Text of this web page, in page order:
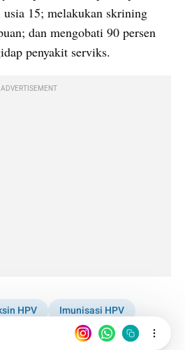
15; melakukan skrining
dan mengobati 90 persen
penyakit serviks.
ADVERTISEMENT
HPV
Imunisasi HPV
Woman